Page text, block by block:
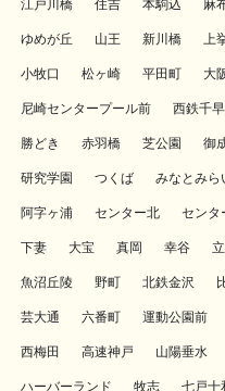
江戸川橋 住吉 本駒込 麻
ゆめが丘 山王 新川橋 上
小牧口 松ヶ崎 平田町 大
尼崎センタープール前 西鉄千早
勝どき 赤羽橋 芝公園 御
研究学園 つくば みなとみら
阿字ヶ浦 センター北 センタ
下妻 大宝 真岡 幸谷
魚沼丘陵 野町 北鉄金沢
芸大通 六番町 運動公園前
西梅田 高速神戸 山陽垂水
ハーバーランド 牧志 七戸十